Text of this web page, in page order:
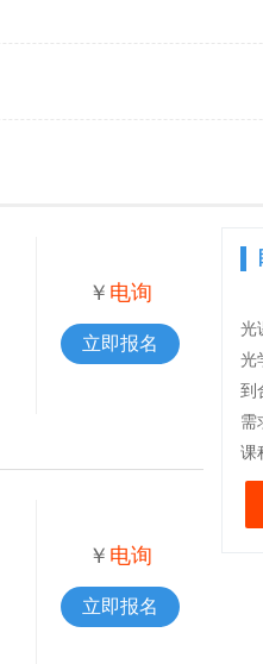
￥ 电询
立即报名
￥ 电询
立即报名
光
光
到
需
课